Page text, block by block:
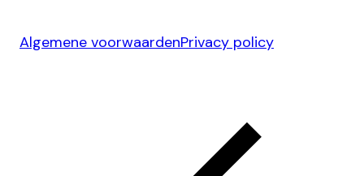
Algemene voorwaardenPrivacy policy